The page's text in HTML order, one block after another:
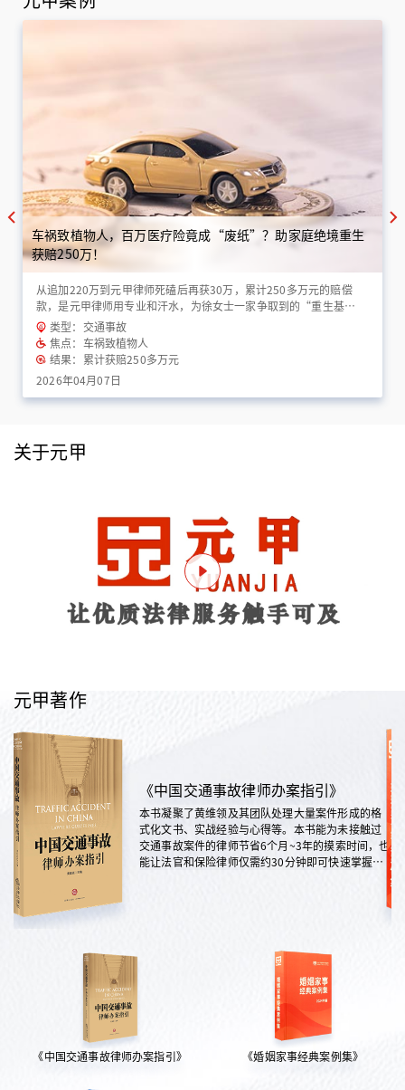
车祸致植物人，百万医疗险竟成“废纸”？助家庭绝境重生
获赔250万！
从追加220万到元甲律师死磕后再获30万，累计250多万元的赔偿
款，是元甲律师用专业和汗水，为徐女士一家争取到的“重生基
金”！
类型：交通事故
焦点：车祸致植物人
结果：累计获赔250多万元
2026年04月07日
关于元甲
元甲著作
《中国交通事故律师办案指引》
本书凝聚了黄维领及其团队处理大量案件形成的格
式化文书、实战经验与心得等。本书能为未接触过
交通事故案件的律师节省6个月~3年的摸索时间，也
能让法官和保险律师仅需约30分钟即可快速掌握案
《中国交通事故律师办案指引》 《婚姻家事经典案例集》